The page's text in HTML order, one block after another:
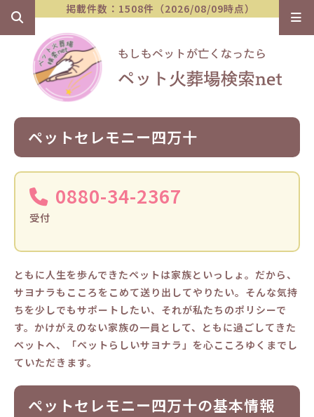
掲載件数：1508件（2026/08/09時点）
ペットセレモニー四万十
0880-34-2367
受付
ともに人生を歩んできたペットは家族といっしょ。だから、
サヨナラもこころをこめて送り出してやりたい。そんな気持
ちを少しでもサポートしたい、それが私たちのポリシーで
す。かけがえのない家族の一員として、ともに過ごしてきた
ペットへ、「ペットらしいサヨナラ」を心こころゆくまでし
ていただきます。
ペットセレモニー四万十の基本情報